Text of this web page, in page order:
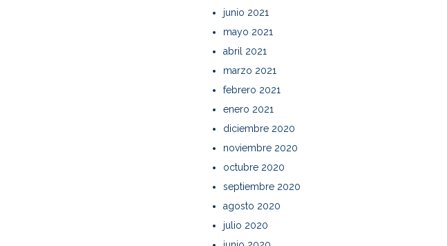
junio 2021
mayo 2021
abril 2021
marzo 2021
febrero 2021
enero 2021
diciembre 2020
noviembre 2020
octubre 2020
septiembre 2020
agosto 2020
julio 2020